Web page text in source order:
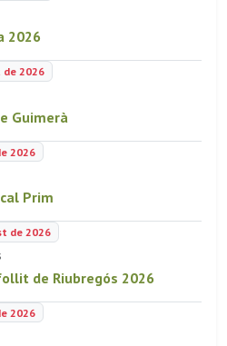
2026
de 2026
Guimerà
2026
Prim
de 2026
de Riubregós 2026
2026